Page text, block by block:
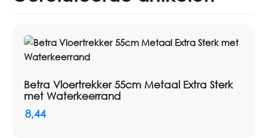
Toepassing: schoonmaakorganisatie, transport en
voorraad op locatie
kunststof volgens catalogus
Gebruik: modulair samen te stellen
Artikelnummer: 2200003
Betra Vloertrekker 55cm Metaal Extra Sterk
met Waterkeerrand
8,44